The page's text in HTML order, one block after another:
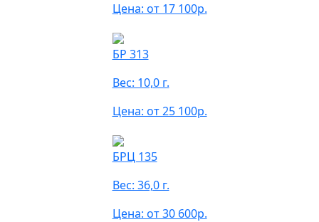
Цена: от 17 100р.
БР 313
Вес: 10,0 г.
Цена: от 25 100р.
БРЦ 135
Вес: 36,0 г.
Цена: от 30 600р.